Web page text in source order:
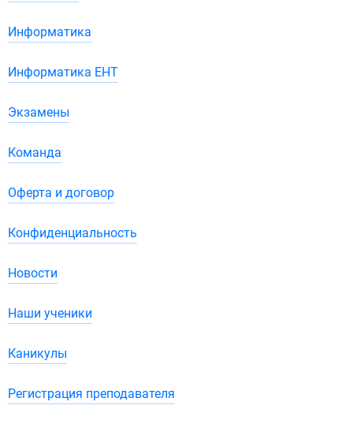
Информатика
Информатика ЕНТ
Экзамены
Команда
Оферта и договор
Конфиденциальность
Новости
Наши ученики
Каникулы
Регистрация преподавателя